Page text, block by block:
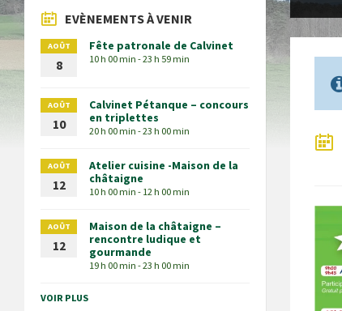
EVÈNEMENTS À VENIR
AOÛT
8
Fête patronale de Calvinet
10 h 00 min - 23 h 59 min
AOÛT
10
Calvinet Pétanque – concours
en triplettes
20 h 00 min - 23 h 00 min
AOÛT
12
Atelier cuisine -Maison de la
châtaigne
10 h 00 min - 12 h 00 min
AOÛT
12
Maison de la châtaigne –
rencontre ludique et
gourmande
19 h 00 min - 23 h 00 min
VOIR PLUS